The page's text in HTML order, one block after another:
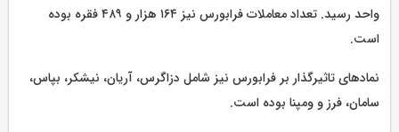
واحد رسید. تعداد معاملات فرابورس نیز ۱۶۴ هزار و ۴۸۹ فقره بوده
است.
نمادهای تاثیرگذار بر فرابورس نیز شامل دزاگرس، آریان، نیشکر، بپاس،
سامان، فرز و ومپنا بوده است.